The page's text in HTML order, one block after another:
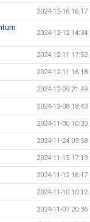
2024-12-16 16:17
2024-12-12 14:34
2024-12-11 17:52
2024-12-11 16:18
2024-12-09 21:49
2024-12-08 18:43
2024-11-30 10:33
2024-11-24 09:58
2024-11-15 17:19
2024-11-12 16:17
2024-11-10 10:12
2024-11-07 20:36